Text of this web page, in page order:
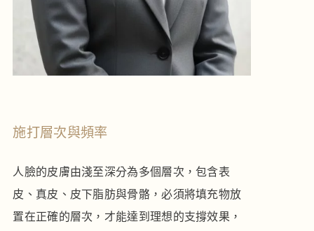
施打層次與頻率
人臉的皮膚由淺至深分為多個層次，包含表
皮、真皮、皮下脂肪與骨骼，必須將填充物放
置在正確的層次，才能達到理想的支撐效果，